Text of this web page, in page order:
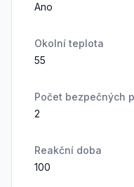
Ano
Okolní teplota
55
Počet bezpečných
2
Reakční doba
100